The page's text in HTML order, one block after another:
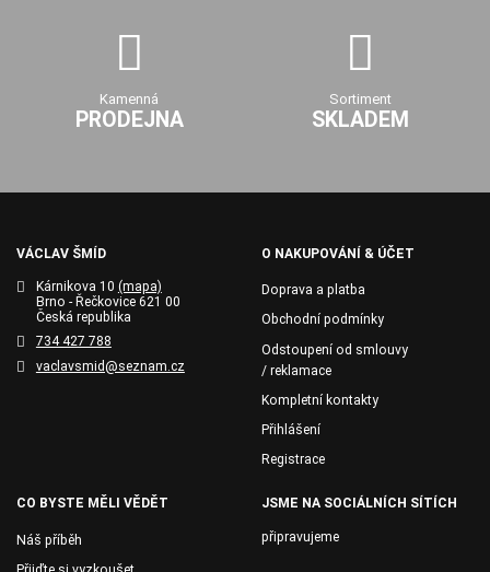
Kamenná
PRODEJNA
Sortiment
SKLADEM
VÁCLAV ŠMÍD
Kárnikova 10 (mapa)
Brno - Řečkovice 621 00
Česká republika
734 427 788
vaclavsmid@seznam.cz
O NAKUPOVÁNÍ & ÚČET
Doprava a platba
Obchodní podmínky
Odstoupení od smlouvy
/ reklamace
Kompletní kontakty
Přihlášení
Registrace
CO BYSTE MĚLI VĚDĚT
Náš příběh
JSME NA SOCIÁLNÍCH SÍTÍCH
připravujeme